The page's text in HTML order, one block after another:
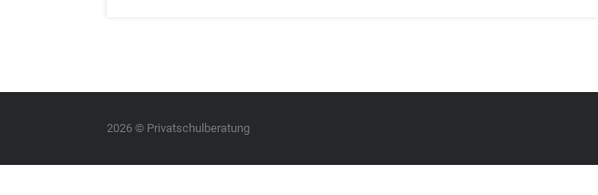
2026 © Privatschulberatung